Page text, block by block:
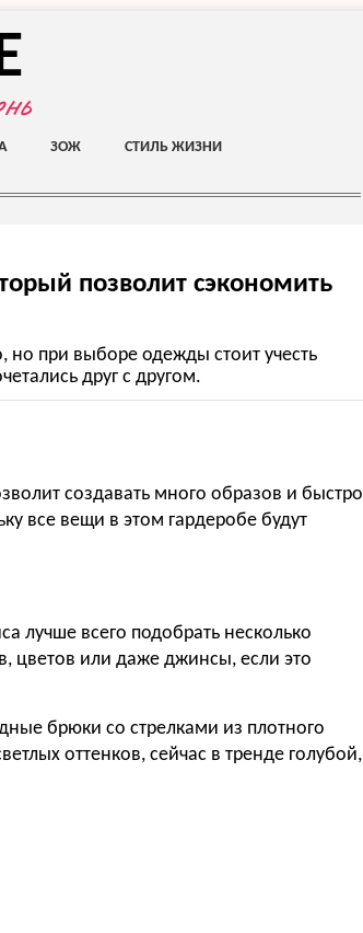
ЗОЖ СТИЛЬ ЖИЗНИ
позволит сэкономить
но при выборе одежды стоит учесть
друг с другом.
создавать много образов и быстро
все вещи в этом гардеробе будут
лучше всего подобрать несколько
цветов или даже джинсы, если это
брюки со стрелками из плотного
оттенков, сейчас в тренде голубой,